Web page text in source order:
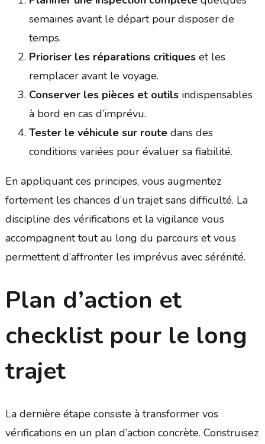
semaines avant le départ pour disposer de
temps.
Prioriser les réparations critiqueset les
remplacer avant le voyage.
Conserver les pièces et outilsindispensables
à bord en cas d’imprévu.
Tester le véhicule sur routedans des
conditions variées pour évaluer sa fiabilité.
En appliquant ces principes, vous augmentez
fortement les chances d’un trajet sans difficulté. La
discipline des vérifications et la vigilance vous
accompagnent tout au long du parcours et vous
permettent d’affronter les imprévus avec sérénité.
Plan d’action et
checklist pour le long
trajet
La dernière étape consiste à transformer vos
vérifications en un plan d’action concrète. Construisez